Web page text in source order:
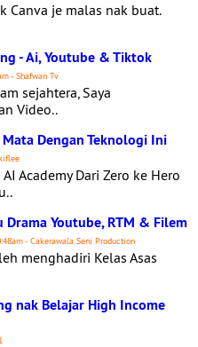
Canva je malas nak buat.
- Ai, Youtube & Tiktok
- Shafwan Tv
sejahtera, Saya
Video..
Dengan Teknologi Ini
Academy Dari Zero ke Hero
Drama Youtube, RTM & Filem
- Cakerawala Seni Production
menghadiri Kelas Asas
nak Belajar High Income